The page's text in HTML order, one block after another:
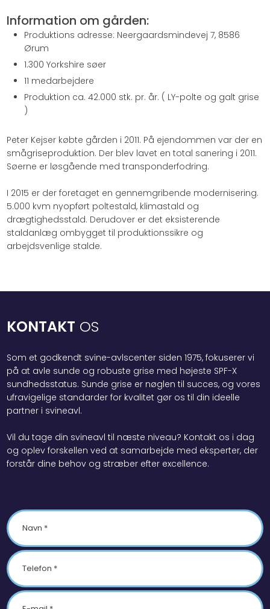
Information om gården:
​Produktions adresse: Neergaardsmindevej 7, 8586
Ørum
1.300 Yorkshire søer
11 medarbejdere
Produktion ca. 42.000 stk. pr. år. ( LY-polte og galt grise
)
Peter Kejser købte gården i 2011. På ejendommen var der en
smågriseproduktion. Der blev lavet en total sanering i 2011.
Søerne er løsgående med transponderfodring.
I 2015 er der foretaget en gennemgribende modernisering.
5.000 kvm nyopført poltestald, klimastald og
drægtighedsstald. Derudover er det eksisterende
staldanlæg ombygget til produktionssikre og
arbejdsvenlige stalde.
KONTAKT OS
Som et godkendt svine-avlscenter siden 1975, fokuserer vi
på at avle sunde og robuste grise med højeste SPF-X
sundhedsstatus. Sunde grise er nøglen til succes, og vores
ufravigelige standarder for kvalitet gør os til din ideelle
partner i svineavl.
Vil du tage din svineavl til næste niveau? Kontakt os i dag
og oplev forskellen ved at samarbejde med eksperter, der
forstår dine behov og stræber efter excellence.